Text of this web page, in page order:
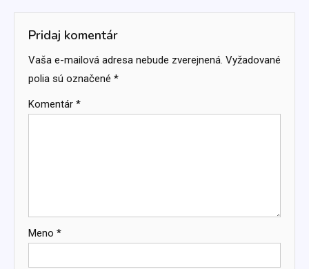
článku
Pridaj komentár
Vaša e-mailová adresa nebude zverejnená. Vyžadované
polia sú označené *
Komentár *
Meno *